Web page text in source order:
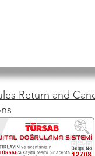
Return and